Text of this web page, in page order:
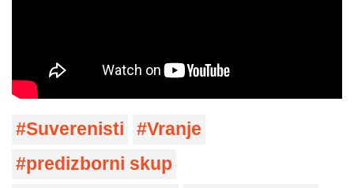
Suverenisti
Vranje
predizborni skup